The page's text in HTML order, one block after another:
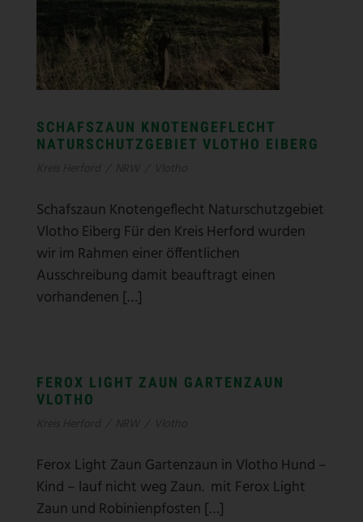
SCHAFSZAUN KNOTENGEFLECHT
NATURSCHUTZGEBIET VLOTHO EIBERG
Schafszaun Knotengeflecht Naturschutzgebiet
Vlotho Eiberg Für den Kreis Herford wurden
wir im Rahmen einer öffentlichen
Ausschreibung damit beauftragt einen
vorhandenen […]
FEROX LIGHT ZAUN GARTENZAUN
VLOTHO
Ferox Light Zaun Gartenzaun in Vlotho Hund –
Kind – lauf nicht weg Zaun. mit Ferox Light
Zaun und Robinienpfosten […]